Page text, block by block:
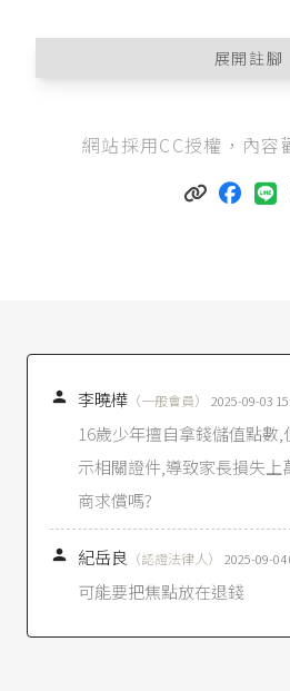
展開註腳
人受損害者，應返還其利益
網路連線遊戲服務定型化
若有限制行為能力人未經
主張退費時，法定代理人得
退還消費者未使用之遊戲
官網首頁、遊戲登入頁面
標示，若消費者為限制行
人，除應符合第一項規定外
定代理人閱讀、瞭解並同
後，方得使用本遊戲服務，
同。」
有相同見解：（原告是法
網站採用CC授權，內容
 李曉樺 （一般會員） 2025-09-03
16歲少年擅自拿錢儲值點數
示相關證件,導致家長損失上
商求償嗎?
 紀岳良 （認證法律人） 2025-09-04
可能要把焦點放在退錢